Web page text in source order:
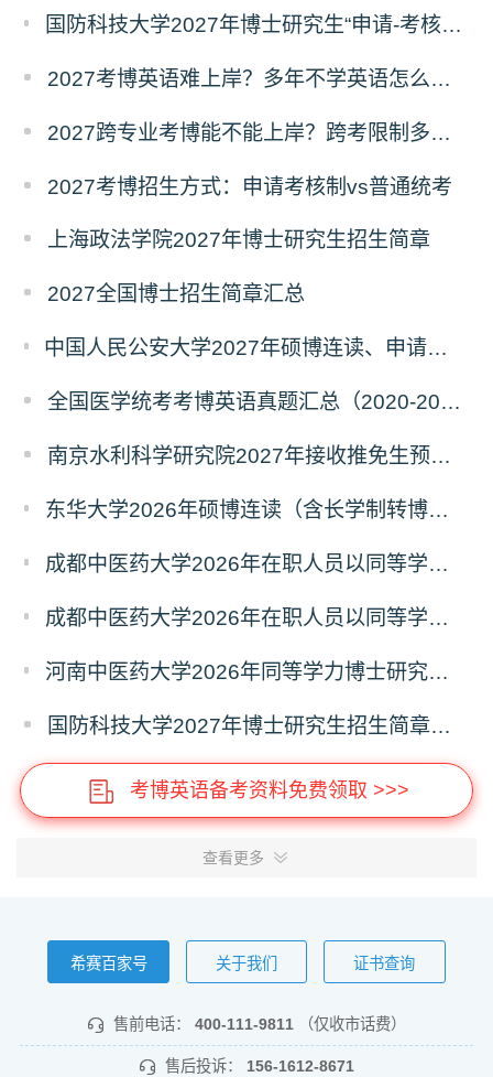
国防科技大学2027年博士研究生“申请-考核”制招生专业基础笔试考试大纲
2027考博英语难上岸？多年不学英语怎么备考？
2027跨专业考博能不能上岸？跨考限制多不多？
2027考博招生方式：申请考核制vs普通统考
上海政法学院2027年博士研究生招生简章
2027全国博士招生简章汇总
中国人民公安大学2027年硕博连读、申请考核、本科直博博士研究生招生报名事宜的通知
全国医学统考考博英语真题汇总（2020-2026年）
南京水利科学研究院2027年接收推免生预报名公告
东华大学2026年硕博连读（含长学制转博）博士研究生拟录取名单公示
成都中医药大学2026年在职人员以同等学力申请中西医结合博士学术学位招生章程
成都中医药大学2026年在职人员以同等学力申请中医博士专业学位招生章程
河南中医药大学2026年同等学力博士研究生招生拟进入复试人员名单公示
国防科技大学2027年博士研究生招生简章（预发版）
考博英语备考资料免费领取 >>>
查看更多
希赛百家号 关于我们 证书查询
售前电话： 400-111-9811 （仅收市话费）
售后投诉： 156-1612-8671